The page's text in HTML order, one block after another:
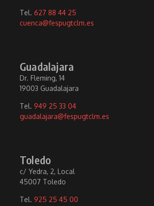
Tel. 627 88 44 25
cuenca@fespugtclm.es
Guadalajara
Dr. Fleming, 14
19003 Guadalajara
Tel. 949 25 33 04
guadalajara@fespugtclm.es
Toledo
c/ Yedra, 2, Local
45007 Toledo
Tel. 925 25 45 00